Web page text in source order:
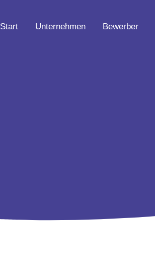
Start Unternehmen Bewerber